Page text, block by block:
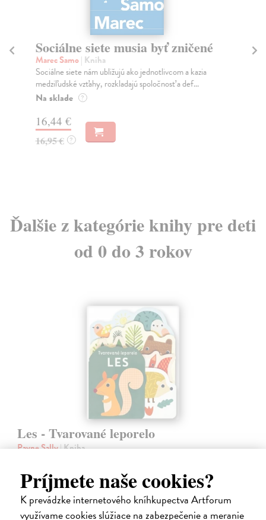
Príjmete naše cookies?
K prevádzke internetového kníhkupectva Artforum
využívame cookies slúžiace na zabezpečenie a meranie
Sociálne siete musia byť zničené
Marec Samo| Kniha
Sociálne siete nám ubližujú ako jednotlivcom a kazia
medziľudské vzťahy, rozkladajú spoločnosť a def...
Na sklade ?
16,44 €
16,95 € ?
Ďalšie z kategórie knihy pre deti
od 0 do 3 rokov
Les - Tvarované leporelo
Payne Sally| Kniha
zaujme malé deti a zoznámi ich so životom v lese.
Do 6 dní
7,66 €